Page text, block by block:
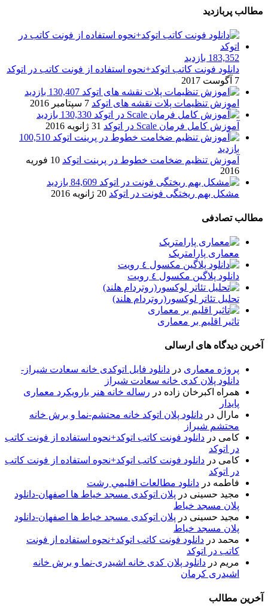
مطالب پربازدید
183,352 بازدید
دانلود فونت کاتب اتوکد+نحوه استفاده از فونت کاتب در اتوکد
7 آگوست 2017
130,407 بازدید
اموزش تنظیمات پلات نقشه های اتوکد 7 سپتامبر 2016
130,330 بازدید
آموزش کامل فرمان Scale در اتوکد
31 ژانویه 2016
100,510
بازدید
آموزش تنظیم ضخامت خطوط در پرینت اتوکد
10 فوریه
2016
84,609 بازدید
مشکل بهم ریختگی فونت در اتوکد 20 ژانویه 2016
مطالب تصادفی
معماری پارامتریک
دانلود پلاگین مکسول ٤ رویت
تحلیل تئاتر لوکسور(روتردام هلند)
تاثیر اقلیم بر معماری
آخرین دیدگاه های ارسالی
پروژه معماری در دانلود فایل اتوکدی خانه سعادت شیراز-
دانلود پلان کدی خانه سعادت شیراز
همراه اکبرخان زاده در رساله خانه هنر بارویکرد معماری
پایدار
مارال در دانلود پلان اتوکد خانه محتشم-نما و برش خانه
محتشم شیراز
کامی در دانلود فونت کاتب اتوکد+نحوه استفاده از فونت کاتب
در اتوکد
کامی در دانلود فونت کاتب اتوکد+نحوه استفاده از فونت کاتب
در اتوکد
فاطمه در دانلود مطالعات اقليمي رشت
مجید حسینی در پلان اتوکدی مسجد خیاط ها اصفهان-دانلود
پلان مسجد خیاط
مجید حسینی در پلان اتوکدی مسجد خیاط ها اصفهان-دانلود
پلان مسجد خیاط
محمد در دانلود فونت کاتب اتوکد+نحوه استفاده از فونت
کاتب در اتوکد
مریم در دانلود پلان کدی خانه اشیدری-نما و برش خانه
اشیدری کرمان
آخرین مطالب